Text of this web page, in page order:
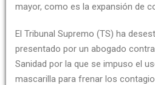
mayor, como es la expansión de
El Tribunal Supremo (TS) ha
presentado por un abogado
Sanidad por la que se impuso el
mascarilla para frenar los